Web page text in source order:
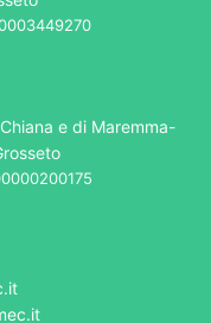
e di Maremma-